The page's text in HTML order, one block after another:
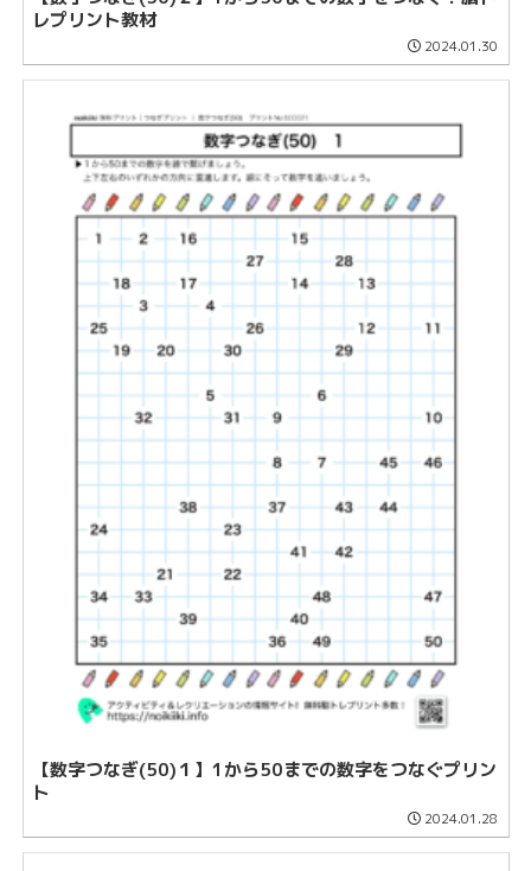
レプリント教材
2024.01.30
【数字つなぎ(50)１】1から50までの数字をつなぐプリン
ト
2024.01.28